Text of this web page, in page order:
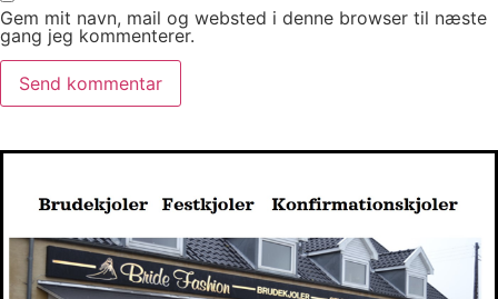
Gem mit navn, mail og websted i denne browser til næste
gang jeg kommenterer.